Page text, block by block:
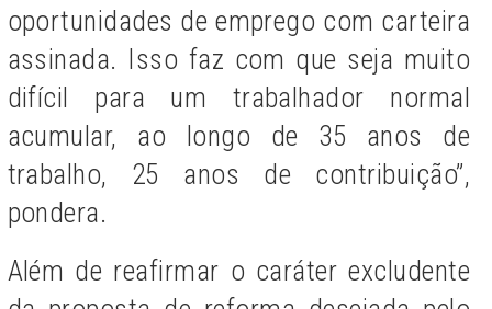
oportunidades de emprego com carteira
assinada. Isso faz com que seja muito
difícil para um trabalhador normal
acumular, ao longo de 35 anos de
trabalho, 25 anos de contribuição”,
pondera.
Além de reafirmar o caráter excludente